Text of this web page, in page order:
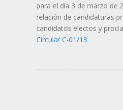
para el día 3 de marzo de
relación de candidaturas
candidatos electos y
Circular C-01/13